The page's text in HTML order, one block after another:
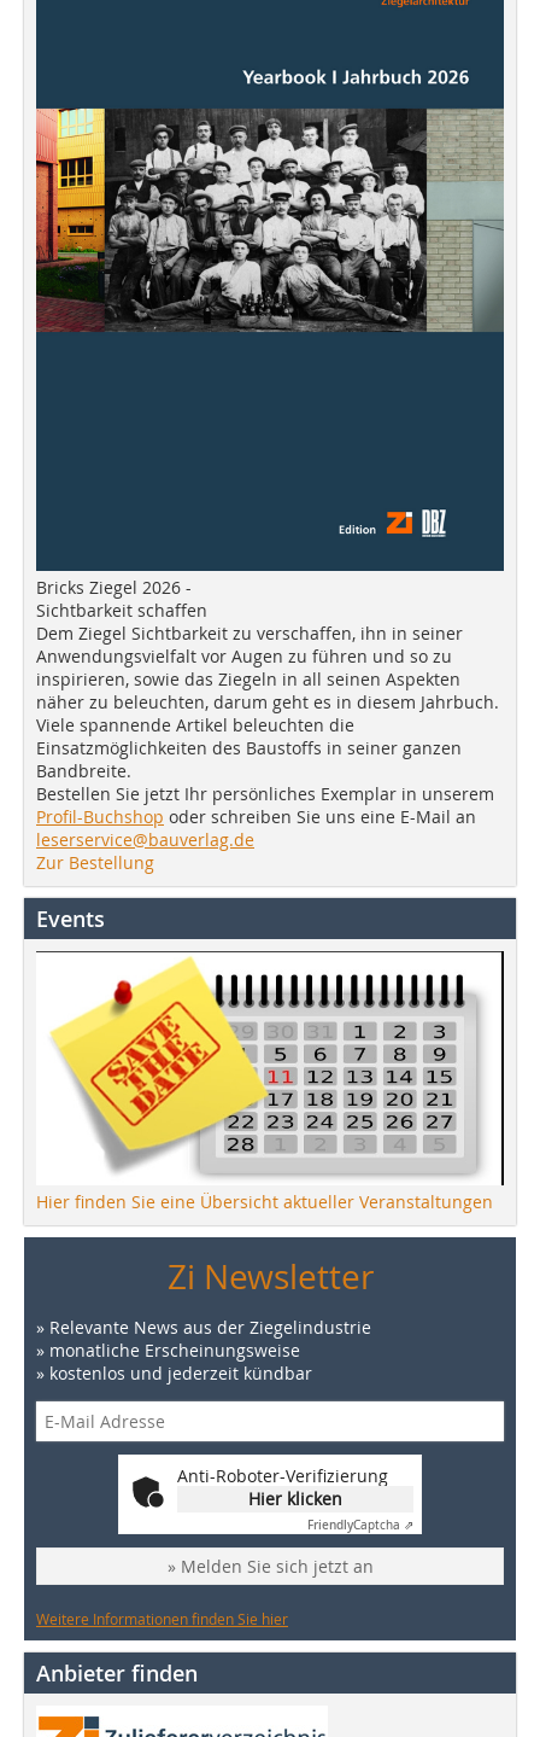
Bricks Ziegel 2026 -
Sichtbarkeit schaffen
Dem Ziegel Sichtbarkeit zu verschaffen, ihn in seiner
Anwendungsvielfalt vor Augen zu führen und so zu
inspirieren, sowie das Ziegeln in all seinen Aspekten
näher zu beleuchten, darum geht es in diesem Jahrbuch.
Viele spannende Artikel beleuchten die
Einsatzmöglichkeiten des Baustoffs in seiner ganzen
Bandbreite.
Bestellen Sie jetzt Ihr persönliches Exemplar in unserem
Profil-Buchshop oder schreiben Sie uns eine E-Mail an
leserservice@bauverlag.de
Zur Bestellung
Events
Hier finden Sie eine Übersicht aktueller Veranstaltungen
Zi Newsletter
» Relevante News aus der Ziegelindustrie
» monatliche Erscheinungsweise
» kostenlos und jederzeit kündbar
Anti-Roboter-Verifizierung
Hier klicken
FriendlyCaptcha ⇗
» Melden Sie sich jetzt an
Weitere Informationen finden Sie hier
Anbieter finden